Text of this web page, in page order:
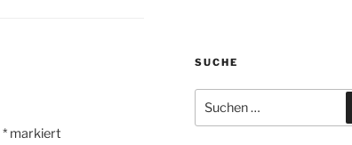
*markiert
SUCHE
nach: